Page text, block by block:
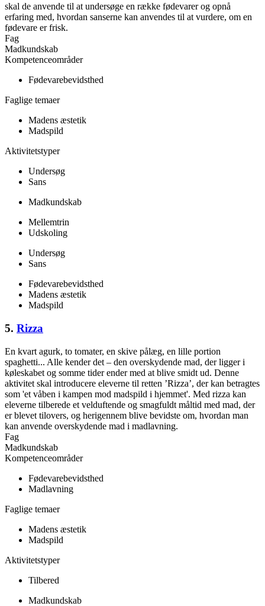
skal de anvende til at undersøge en række fødevarer og opnå
erfaring med, hvordan sanserne kan anvendes til at vurdere, om en
fødevare er frisk.
Fag
Madkundskab
Kompetenceområder
Fødevarebevidsthed
Faglige temaer
Madens æstetik
Madspild
Aktivitetstyper
Undersøg
Sans
Madkundskab
Mellemtrin
Udskoling
Undersøg
Sans
Fødevarebevidsthed
Madens æstetik
Madspild
5. Rizza
En kvart agurk, to tomater, en skive pålæg, en lille portion
spaghetti... Alle kender det – den overskydende mad, der ligger i
køleskabet og somme tider ender med at blive smidt ud. Denne
aktivitet skal introducere eleverne til retten ’Rizza’, der kan betragtes
som 'et våben i kampen mod madspild i hjemmet'. Med rizza kan
eleverne tilberede et velduftende og smagfuldt måltid med mad, der
er blevet tilovers, og herigennem blive bevidste om, hvordan man
kan anvende overskydende mad i madlavning.
Fag
Madkundskab
Kompetenceområder
Fødevarebevidsthed
Madlavning
Faglige temaer
Madens æstetik
Madspild
Aktivitetstyper
Tilbered
Madkundskab